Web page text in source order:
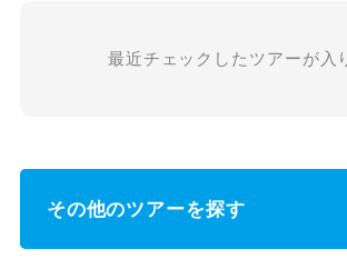
最近チェックしたツアーが入
その他のツアーを探す